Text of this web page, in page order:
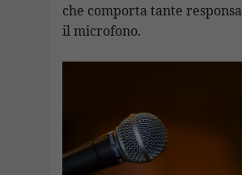
che comporta tante
il microfono.